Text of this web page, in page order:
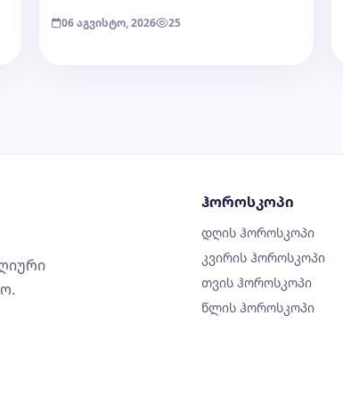
06 აგვისტო, 2026 25
ჰოროსკოპი
დღის ჰოროსკოპი
კვირის ჰოროსკოპი
თვის ჰოროსკოპი
წლის ჰოროსკოპი